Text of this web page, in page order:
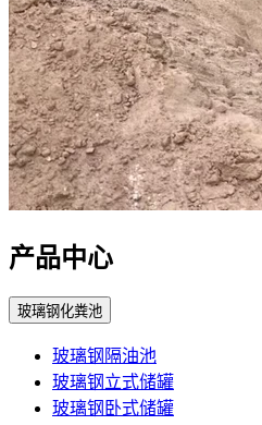
产品中心
玻璃钢化粪池
玻璃钢隔油池
玻璃钢立式储罐
玻璃钢卧式储罐